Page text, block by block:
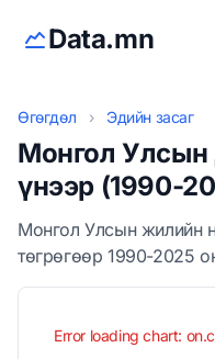
Data.mn
Өгөгдөл › Эдийн засаг
Монгол
үнээр (1990-
Монгол Улсын жилийн
төгрөгөөр 1990-2025
Error loading chart: